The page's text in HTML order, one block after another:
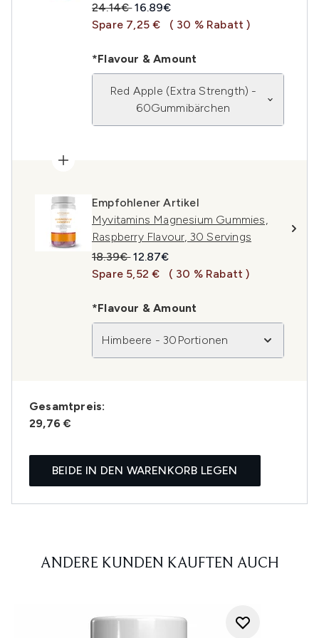
Unverbindliche Preisempfehlung:
24.14€Aktueller Preis:
16.89€
Spare 7,25 €
( 30 % Rabatt )
*Flavour & Amount
Red Apple (Extra Strength) -
60Gummibärchen
Empfohlener Artikel
Myvitamins Magnesium Gummies,
Raspberry Flavour, 30 Servings
Unverbindliche Preisempfehlung:
18.39€Aktueller Preis:
12.87€
Spare 5,52 €
( 30 % Rabatt )
*Flavour & Amount
Himbeere - 30Portionen
Gesamtpreis:
29,76 €
BEIDE IN DEN WARENKORB LEGEN
ANDERE KUNDEN KAUFTEN AUCH